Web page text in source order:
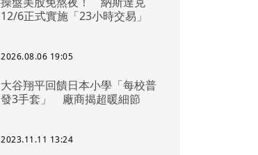
12/6正式實施「23小時交易」
2026.08.06 19:05
大谷翔平回饋日本小學「每校普
發3手套」 廠商揭超暖細節
2023.11.11 13:24